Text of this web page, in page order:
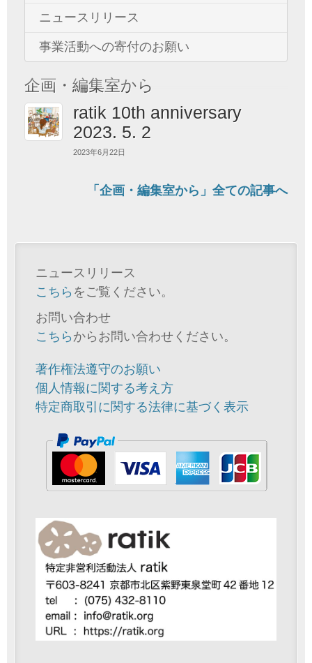
ニュースリリース
事業活動への寄付のお願い
企画・編集室から
ratik 10th anniversary
2023. 5. 2
2023年6月22日
「企画・編集室から」全ての記事へ
ニュースリリース
こちら をご覧ください。
お問い合わせ
こちら からお問い合わせください。
著作権法遵守のお願い
個人情報に関する考え方
特定商取引に関する法律に基づく表示